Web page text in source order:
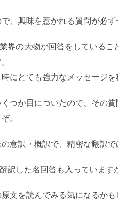
、興味を惹かれる質問が必ず
界の大物が回答をしている
にとても強力なメッセージを
つか目についたので、その質
。
意訳・概訳で、精密な翻訳で
訳した名回答も入っています
文を読んでみる気になるか